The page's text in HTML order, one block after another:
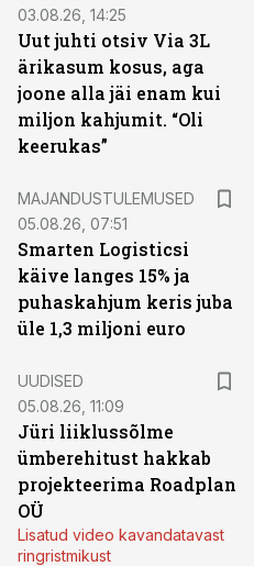
03.08.26, 14:25
Uut juhti otsiv Via 3L
ärikasum kosus, aga
joone alla jäi enam kui
miljon kahjumit. “Oli
keerukas”
MAJANDUSTULEMUSED
05.08.26, 07:51
Smarten Logisticsi
käive langes 15% ja
puhaskahjum keris juba
üle 1,3 miljoni euro
UUDISED
05.08.26, 11:09
Jüri liiklussõlme
ümberehitust hakkab
projekteerima Roadplan
OÜ
Lisatud video kavandatavast
ringristmikust